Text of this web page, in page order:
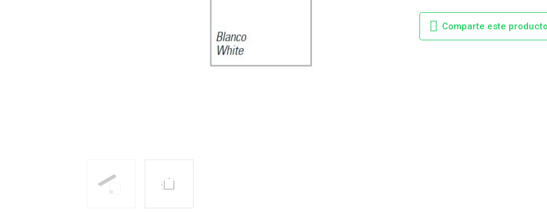
Comparte este producto